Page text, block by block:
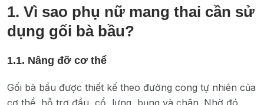
1. Vì sao phụ nữ mang thai cần sử
dụng gối bà bầu?
1.1. Nâng đỡ cơ thể
Gối bà bầu được thiết kế theo đường cong tự nhiên của
cơ thể, hỗ trợ đầu, cổ, lưng, bụng và chân. Nhờ đó,